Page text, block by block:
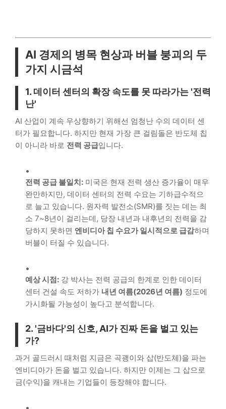
AI 경제의 병목 현상과 버블 붕괴의 두
가지 시금석
1. 데이터 센터의 확장 속도를 못 따라가는 '전력
난'
AI 산업이 계속 우상향하기 위해선 엄청난 수의 데이터 센
터가 필요합니다. 하지만 현재 가장 큰 걸림돌은 반도체 칩
이 아니라 바로 전력 공급입니다.
전력 공급 불일치: 미국은 현재 전력 생산 증가율이 매우
완만하지만, 데이터 센터의 전력 수요는 기하급수적으
로 늘고 있습니다. 원자력 발전소(SMR)를 짓는 데는 최
소 7~8년이 걸리는데, 당장 내년과 내후년의 전력을 감
당하지 못하면 엔비디아 칩 수요가 일시적으로 급감하며
버블이 터질 수 있습니다.
예상 시점: 강 박사는 전력 공급의 한계로 인한 데이터
센터 건설 속도 저하가 내년 여름(2026년 여름) 정도에
가시화될 가능성이 높다고 분석합니다.
2. '금바다'의 신호, AI가 진짜 돈을 벌고 있는
가?
과거 골드러시 때처럼 지금은 곡괭이와 삽(반도체)을 파는
엔비디아가 돈을 벌고 있습니다. 하지만 이제는 그 삽으로
금(수익)을 캐내는 기업들이 등장해야 합니다.